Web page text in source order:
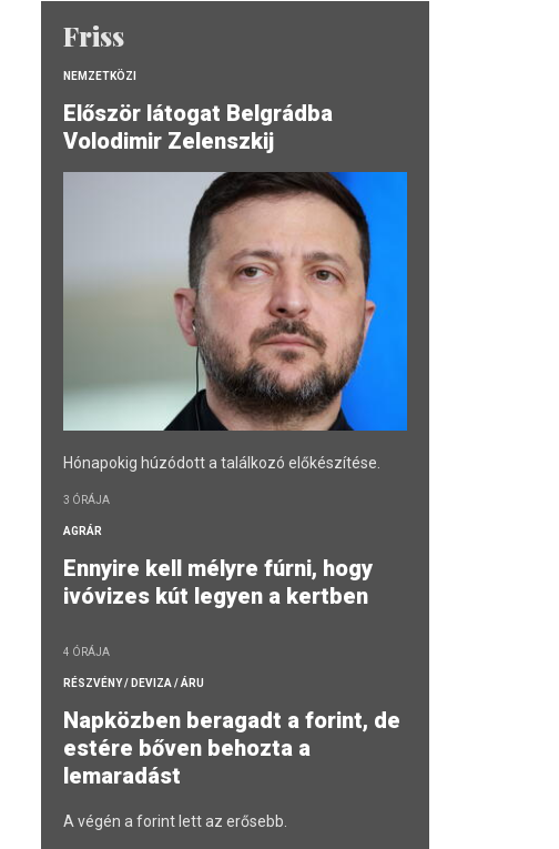
Friss
NEMZETKÖZI
Először látogat Belgrádba
Volodimir Zelenszkij
Hónapokig húzódott a találkozó előkészítése.
3 ÓRÁJA
AGRÁR
Ennyire kell mélyre fúrni, hogy
ivóvizes kút legyen a kertben
4 ÓRÁJA
RÉSZVÉNY / DEVIZA / ÁRU
Napközben beragadt a forint, de
estére bőven behozta a
lemaradást
A végén a forint lett az erősebb.